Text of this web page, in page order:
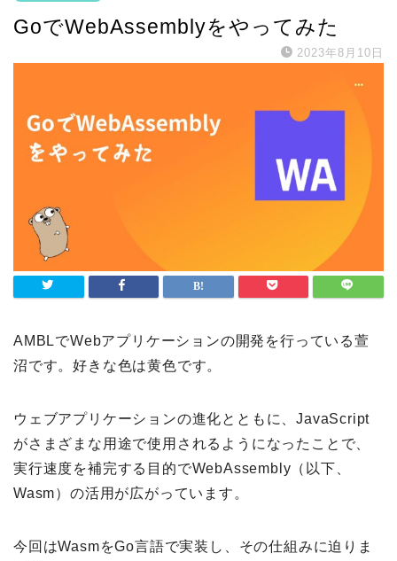
GoでWebAssemblyをやってみた
2023年8月10日
AMBLでWebアプリケーションの開発を行っている萱
沼です。好きな色は黄色です。
ウェブアプリケーションの進化とともに、JavaScript
がさまざまな用途で使用されるようになったことで、
実行速度を補完する目的でWebAssembly（以下、
Wasm）の活用が広がっています。
今回はWasmをGo言語で実装し、その仕組みに迫りま